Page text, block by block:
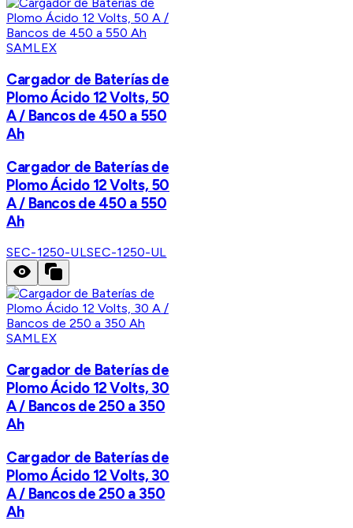
SAMLEX
Cargador de Baterías de
Plomo Ácido 12 Volts, 50
A / Bancos de 450 a 550
Ah
Cargador de Baterías de
Plomo Ácido 12 Volts, 50
A / Bancos de 450 a 550
Ah
SEC-1250-ULSEC-1250-UL
SAMLEX
Cargador de Baterías de
Plomo Ácido 12 Volts, 30
A / Bancos de 250 a 350
Ah
Cargador de Baterías de
Plomo Ácido 12 Volts, 30
A / Bancos de 250 a 350
Ah